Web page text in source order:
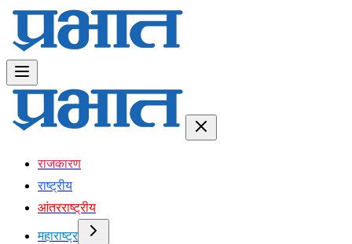
राजकारण
राष्ट्रीय
आंतरराष्ट्रीय
महाराष्ट्र